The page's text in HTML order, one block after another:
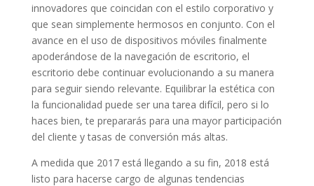
innovadores que coincidan con el estilo corporativo y
que sean simplemente hermosos en conjunto. Con el
avance en el uso de dispositivos móviles finalmente
apoderándose de la navegación de escritorio, el
escritorio debe continuar evolucionando a su manera
para seguir siendo relevante. Equilibrar la estética con
la funcionalidad puede ser una tarea difícil, pero si lo
haces bien, te prepararás para una mayor participación
del cliente y tasas de conversión más altas.
A medida que 2017 está llegando a su fin, 2018 está
listo para hacerse cargo de algunas tendencias